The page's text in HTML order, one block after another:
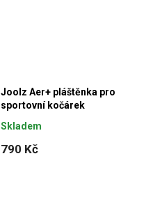
Joolz Aer+ pláštěnka pro
sportovní kočárek
790 Kč
Skladem